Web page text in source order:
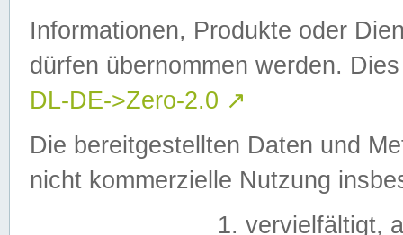
Informationen, Produkte oder
dürfen übernommen werden.
DL-DE->Zero-2.0 ↗
Die bereitgestellten Daten und
nicht kommerzielle Nutzung
vervielfältigt,